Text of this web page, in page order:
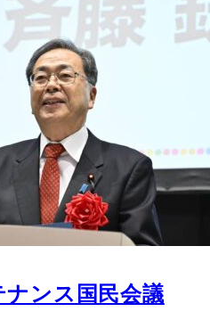
ンス国民会議